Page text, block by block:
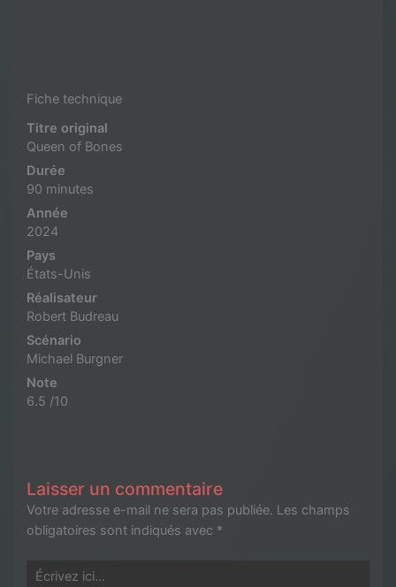
Fiche technique
Titre original
Queen of Bones
Durée
90 minutes
Année
2024
Pays
États-Unis
Réalisateur
Robert Budreau
Scénario
Michael Burgner
Note
6.5 /10
Laisser un commentaire
Votre adresse e-mail ne sera pas publiée. Les champs
obligatoires sont indiqués avec *
Écrivez